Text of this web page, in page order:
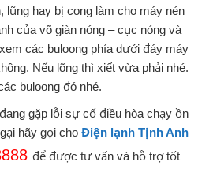
lũng hay bị cong làm cho máy nén
của võ giàn nóng – cục nóng và
các buloong phía dưới đáy máy
Nếu lõng thì xiết vừa phải nhé.
buloong đó nhé.
gặp lỗi sự cố điều hòa chạy ồn
hãy gọi cho Điện lạnh Tịnh Anh
để được tư vấn và hỗ trợ tốt